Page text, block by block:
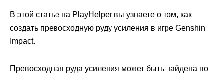
В этой статье на PlayHelper вы узнаете о том, как
создать превосходную руду усиления в игре Genshin
Impact.
Превосходная руда усиления может быть найдена по